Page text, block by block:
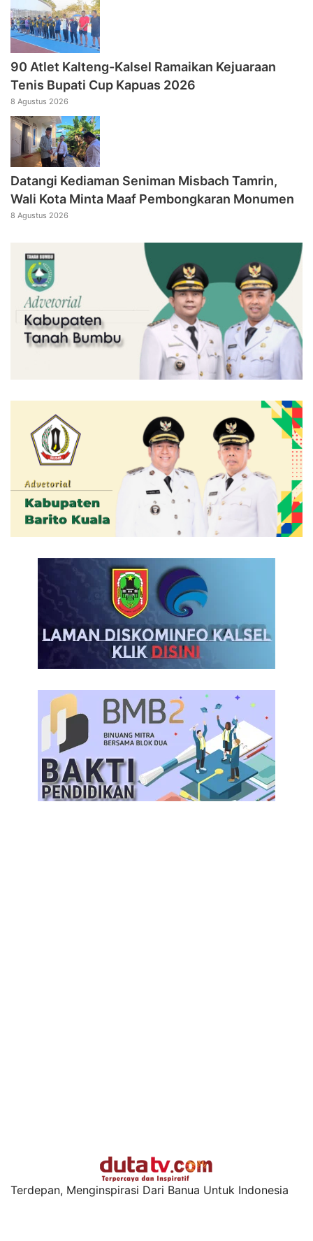
90 Atlet Kalteng-Kalsel Ramaikan Kejuaraan
Tenis Bupati Cup Kapuas 2026
8 Agustus 2026
Datangi Kediaman Seniman Misbach Tamrin,
Wali Kota Minta Maaf Pembongkaran Monumen
8 Agustus 2026
Terdepan, Menginspirasi Dari Banua Untuk Indonesia